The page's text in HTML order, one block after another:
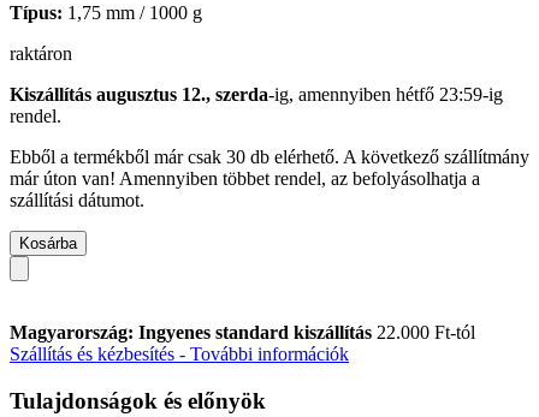
Típus: 1,75 mm / 1000 g
raktáron
Kiszállítás augusztus 12., szerda-ig, amennyiben hétfő 23:59-ig
rendel.
Ebből a termékből már csak 30 db elérhető. A következő szállítmány
már úton van! Amennyiben többet rendel, az befolyásolhatja a
szállítási dátumot.
Kosárba
Magyarország: Ingyenes standard kiszállítás 22.000 Ft-tól
Szállítás és kézbesítés - További információk
Tulajdonságok és előnyök